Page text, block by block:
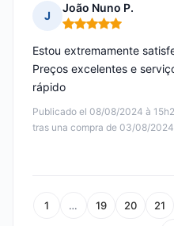
J
João Nuno P.
Nota: 5 de 5
Publicado el 08/08/2024 à
tras una compra de 03/08/2024
Estou extremamente
Preços excelentes e
rápido
1 … 19 20 21